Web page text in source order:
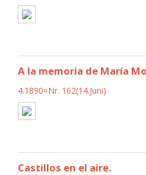
A la memoria de María
4.1890=Nr. 162(14.Juni)
Castillos en el aire.